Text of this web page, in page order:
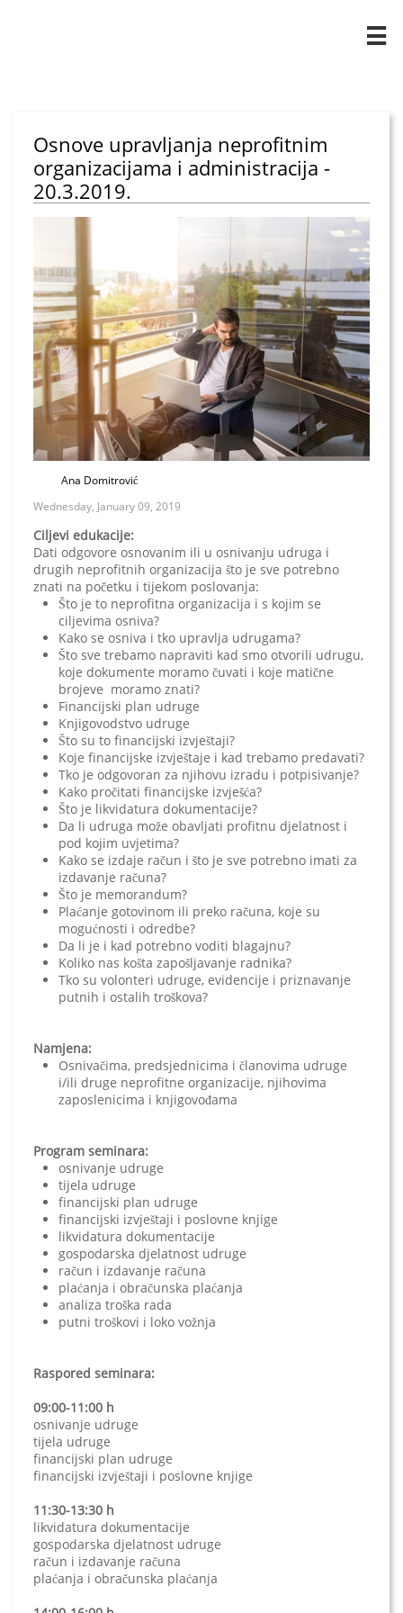

Osnove upravljanja neprofitnim
organizacijama i administracija -
20.3.2019.
Ana Domitrović
Wednesday, January 09, 2019
Ciljevi edukacije:
Dati odgovore osnovanim ili u osnivanju udruga i
drugih neprofitnih organizacija što je sve potrebno
znati na početku i tijekom poslovanja:
Što je to neprofitna organizacija i s kojim se
ciljevima osniva?
Kako se osniva i tko upravlja udrugama?
Što sve trebamo napraviti kad smo otvorili udrugu,
koje dokumente moramo čuvati i koje matične
brojeve moramo znati?
Financijski plan udruge
Knjigovodstvo udruge
Što su to financijski izvještaji?
Koje financijske izvještaje i kad trebamo predavati?
Tko je odgovoran za njihovu izradu i potpisivanje?
Kako pročitati financijske izvješća?
Što je likvidatura dokumentacije?
Da li udruga može obavljati profitnu djelatnost i
pod kojim uvjetima?
Kako se izdaje račun i što je sve potrebno imati za
izdavanje računa?
Što je memorandum?
Plaćanje gotovinom ili preko računa, koje su
mogućnosti i odredbe?
Da li je i kad potrebno voditi blagajnu?
Koliko nas košta zapošljavanje radnika?
Tko su volonteri udruge, evidencije i priznavanje
putnih i ostalih troškova?
Namjena:
Osnivačima, predsjednicima i članovima udruge
i/ili druge neprofitne organizacije, njihovima
zaposlenicima i knjigovođama
Program seminara:
osnivanje udruge
tijela udruge
financijski plan udruge
financijski izvještaji i poslovne knjige
likvidatura dokumentacije
gospodarska djelatnost udruge
račun i izdavanje računa
plaćanja i obračunska plaćanja
analiza troška rada
putni troškovi i loko vožnja
Raspored seminara:
09:00-11:00 h
osnivanje udruge
tijela udruge
financijski plan udruge
financijski izvještaji i poslovne knjige
11:30-13:30 h
likvidatura dokumentacije
gospodarska djelatnost udruge
račun i izdavanje računa
plaćanja i obračunska plaćanja